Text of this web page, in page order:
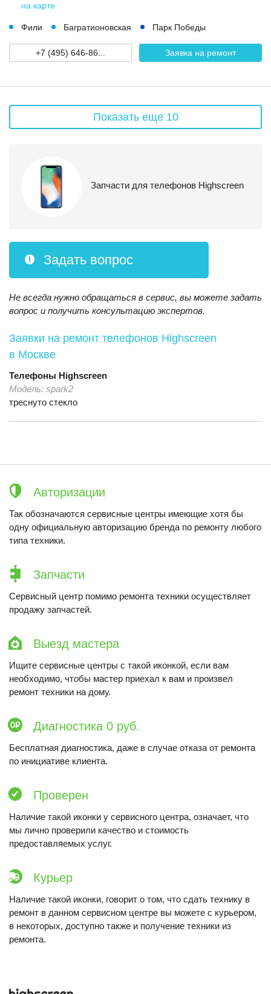
на карте
Фили Багратионовская Парк Победы
+7 (495) 646-86... Заявка на ремонт
Показать еще 10
Запчасти для телефонов Highscreen
Задать вопрос
Не всегда нужно обращаться в сервис, вы можете задать
вопрос и получить консультацию экспертов.
Заявки на ремонт телефонов Highscreen
в Москве
Телефоны Highscreen
Модель: spark2
треснуто стекло
Авторизации
Так обозначаются сервисные центры имеющие хотя бы
одну официальную авторизацию бренда по ремонту любого
типа техники.
Запчасти
Сервисный центр помимо ремонта техники осуществляет
продажу запчастей.
Выезд мастера
Ищите сервисные центры с такой иконкой, если вам
необходимо, чтобы мастер приехал к вам и произвел
ремонт техники на дому.
Диагностика 0 руб.
Бесплатная диагностика, даже в случае отказа от ремонта
по инициативе клиента.
Проверен
Наличие такой иконки у сервисного центра, означает, что
мы лично проверили качество и стоимость
предоставляемых услуг.
Курьер
Наличие такой иконки, говорит о том, что сдать технику в
ремонт в данном сервисном центре вы можете с курьером,
в некоторых, доступно также и получение техники из
ремонта.